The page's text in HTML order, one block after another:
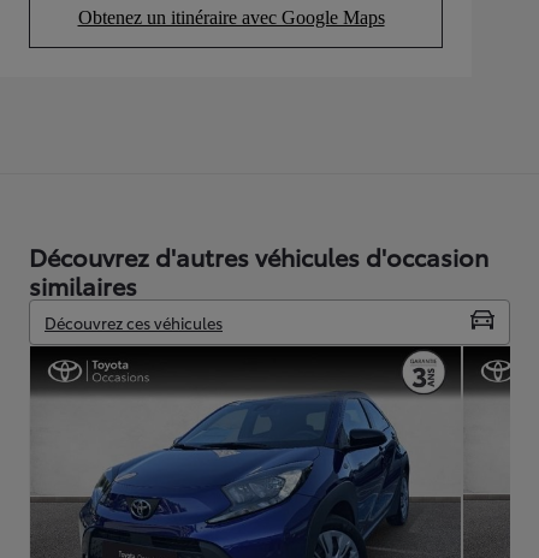
Obtenez un itinéraire avec Google Maps
(Opens in new tab)
Découvrez d'autres véhicules d'occasion
similaires
Découvrez ces véhicules